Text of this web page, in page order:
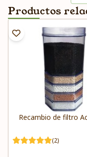
Productos
Recambio de filtro
(2)